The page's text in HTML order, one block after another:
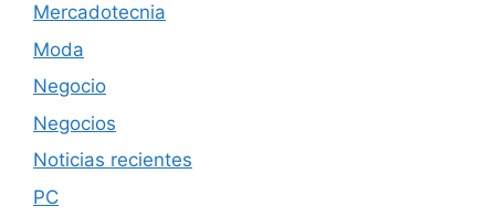
Mercadotecnia
Moda
Negocio
Negocios
Noticias recientes
PC